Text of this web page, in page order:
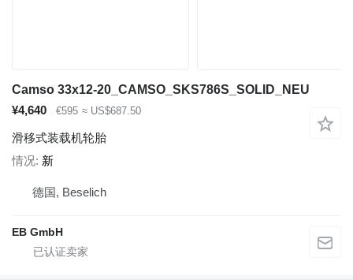
Camso 33x12-20_CAMSO_SKS786S_SOLID_NEU
¥4,640
€595 ≈ US$687.50
滑移式装载机轮胎
情况 新
德国, Beselich
EB GmbH